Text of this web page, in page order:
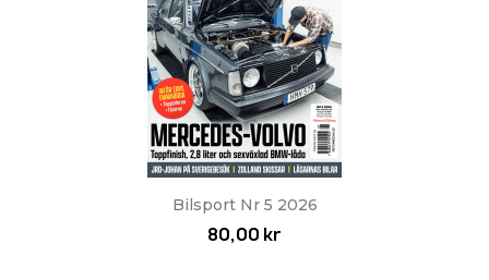
Bilsport Nr 5 2026
80,00 kr